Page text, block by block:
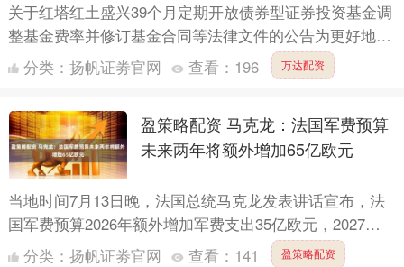
关于红塔红土盛兴39个月定期开放债券型证券投资基金调
整基金费率并修订基金合同等法律文件的公告为更好地满
足投资者需求，保护基金份额持有人的利益，经与红塔红
土盛兴3....
分类： 扬帆证劵官网 查看： 196 万达配资
盈策略配资 马克龙：法国军费预算
未来两年将额外增加65亿欧元
当地时间7月13日晚，法国总统马克龙发表讲话宣布，法
国军费预算2026年额外增加军费支出35亿欧元，2027年
再增加30亿欧元，届时法国军费总额将达到640亿欧....
分类： 扬帆证劵官网 查看： 141 盈策略配资